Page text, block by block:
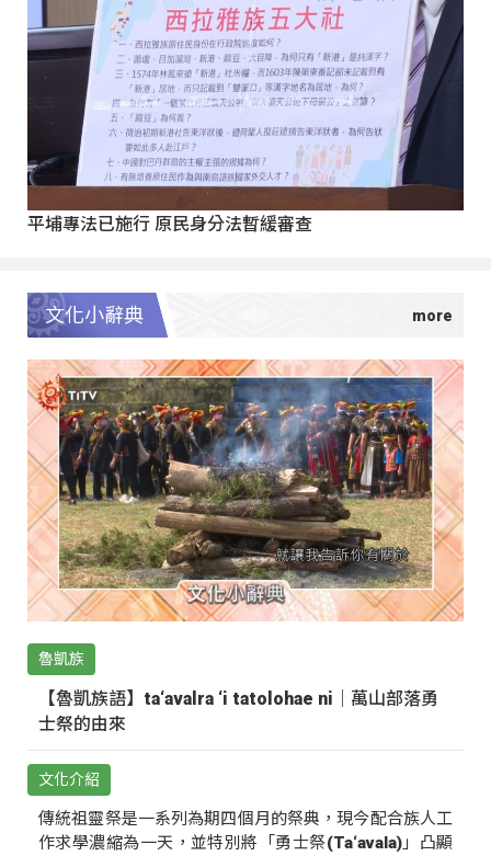
平埔專法已施行 原民身分法暫緩審查
文化小辭典
魯凱族
【魯凱族語】ta‘avalra ‘i tatolohae ni｜萬山部落勇
士祭的由來
文化介紹
傳統祖靈祭是一系列為期四個月的祭典，現今配合族人工
作求學濃縮為一天，並特別將「勇士祭(Ta‘avala)」凸顯